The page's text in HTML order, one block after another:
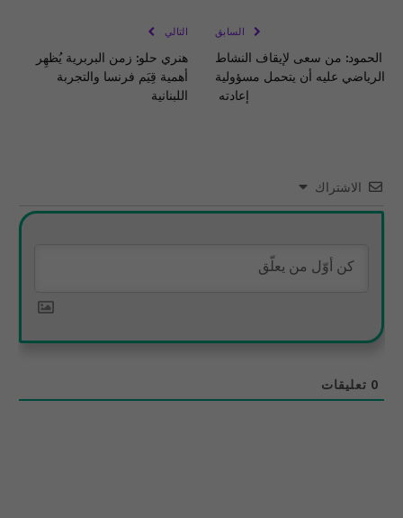
السابق
الحمود: من سعى لإيقاف النشاط
الرياضي عليه أن يتحمل مسؤولية
إعادته
التالي
هنري حلو: زمن البربرية يُظهِر
أهمية قِيَم فرنسا والتجربة
اللبنانية
الاشتراك
0 تعليقات